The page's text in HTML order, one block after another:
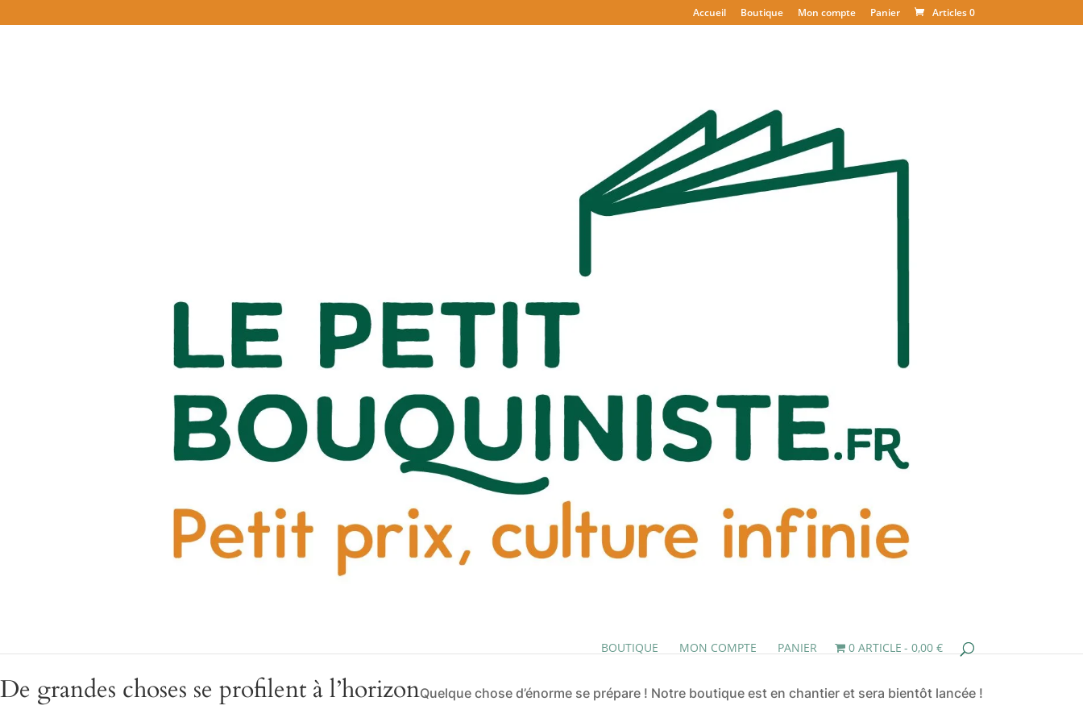
Accueil Boutique Mon compte Panier Articles 0
BOUTIQUE MON COMPTE PANIER 0 ARTICLE 0,00 €
De grandes choses se profilent à l’horizonQuelque chose d’énorme se prépare ! Notre boutique est en chantier et sera bientôt lancée !